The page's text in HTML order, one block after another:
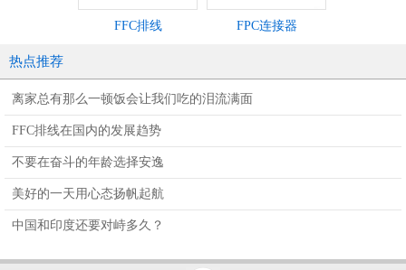
FFC排线 FPC连接器
热点推荐
离家总有那么一顿饭会让我们吃的泪流满面
FFC排线在国内的发展趋势
不要在奋斗的年龄选择安逸
美好的一天用心态扬帆起航
中国和印度还要对峙多久？